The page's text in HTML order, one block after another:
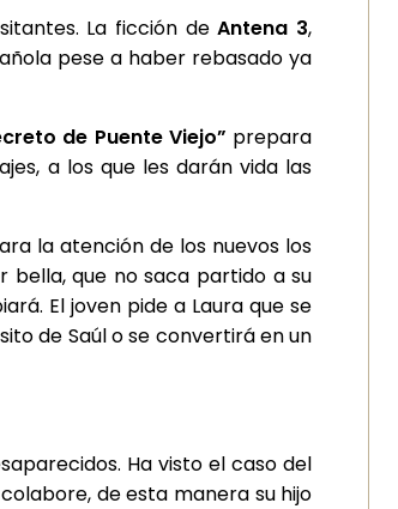
La ficción deAntena 3,
pese a haber rebasado ya
de Puente Viejo” prepara
a los que les darán vida las
la atención de los nuevos los
bella, que no saca partido a su
El joven pide a Laura que se
de Saúl o se convertirá en un
Ha visto el caso del
de esta manera su hijo